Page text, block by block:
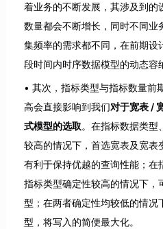
着业务的不断发展，其涉及到的
数量都会不断增长，同时不同业
集频率的需求都不同，在前期设
段时间内时序数据模型的动态容
其次，指标类型与指标数量前
高会直接影响到我们对于宽表 /
式模型的选取。在指标数据类型
较高的情况下，首选宽表及宽表
有利于保持优越的查询性能；在
指标类型确定性较高的情况下，
型；在两者确定性均较低的情况
型，将写入的简便最大化。